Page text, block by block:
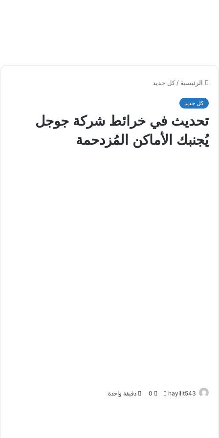
الرئيسية / كل جديد
كل جديد
تحديث في خرائط شركة جوجل
يُجنبك الأماكن المُزدحمة
hayilit543
أرسل0 دقيقة واحدة